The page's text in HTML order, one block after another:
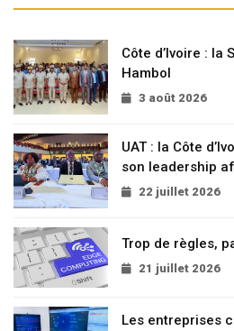
Côte d’Ivoire :
Hambol
3 août 2026
UAT : la Côte
son leadership
22 juillet 2026
Trop de règles,
21 juillet 2026
Les entreprises